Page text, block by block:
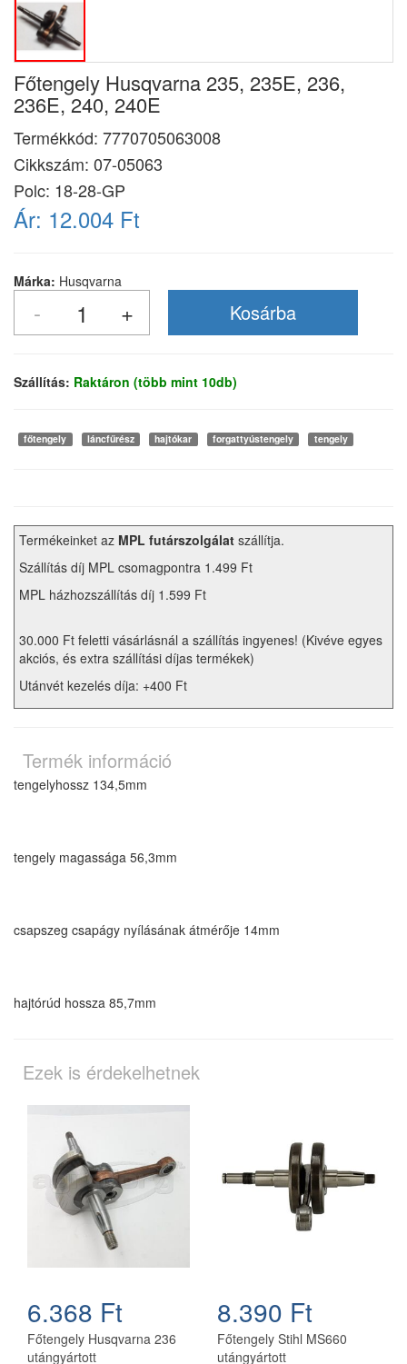
Főtengely Husqvarna 235, 235E, 236,
236E, 240, 240E
Termékkód: 7770705063008
Cikkszám: 07-05063
Polc: 18-28-GP
Ár: 12.004 Ft
Márka: Husqvarna
Szállítás: Raktáron (több mint 10db)
főtengely láncfűrész hajtókar forgattyústengely tengely
Termékeinket az MPL futárszolgálat szállítja.
Szállítás díj MPL csomagpontra 1.499 Ft
MPL házhozszállítás díj 1.599 Ft
30.000 Ft feletti vásárlásnál a szállítás ingyenes! (Kivéve egyes
akciós, és extra szállítási díjas termékek)
Utánvét kezelés díja: +400 Ft
Termék információ
tengelyhossz 134,5mm
tengely magassága 56,3mm
csapszeg csapágy nyílásának átmérője 14mm
hajtórúd hossza 85,7mm
Ezek is érdekelhetnek
6.368 Ft
Főtengely Husqvarna 236
utángyártott
8.390 Ft
Főtengely Stihl MS660
utángyártott